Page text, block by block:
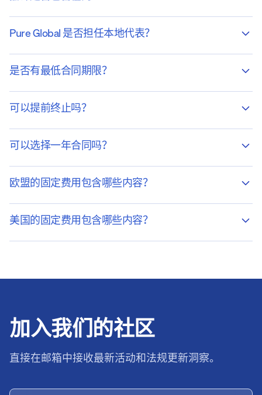
Pure Global 是否担任本地代表？
是否有最低合同期限？
可以提前终止吗？
可以选择一年合同吗？
欧盟的固定费用包含哪些内容？
美国的固定费用包含哪些内容？
加入我们的社区
直接在邮箱中接收最新活动和法规更新洞察。